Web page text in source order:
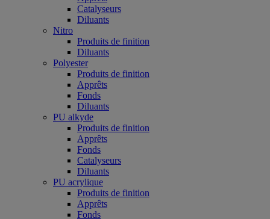
Catalyseurs
Diluants
Nitro
Produits de finition
Diluants
Polyester
Produits de finition
Apprêts
Fonds
Diluants
PU alkyde
Produits de finition
Apprêts
Fonds
Catalyseurs
Diluants
PU acrylique
Produits de finition
Apprêts
Fonds